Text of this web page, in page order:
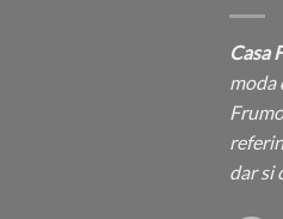
Casa
moda
dar si